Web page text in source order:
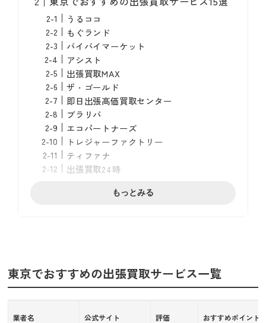
うるココ
もぐランド
バイバイマーケット
アシスト
出張買取MAX
ザ・ゴールド
即日出張高価買取センター
ブラリバ
エコパートナーズ
トレジャーファクトリー
ティファナ
出張買取24時
おうちで出張買取
良い口コミ・評価が多い
買取実績が確認できる
買取品目が豊富にある
公式サイトが充実している
もっとみる
東京でおすすめの出張買取サービス一覧
業者名 公式サイト 評価 おすすめポイント